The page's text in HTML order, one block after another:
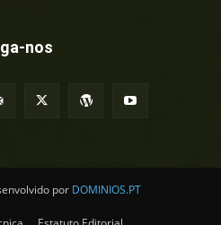
nos
por DOMINIOS.PT